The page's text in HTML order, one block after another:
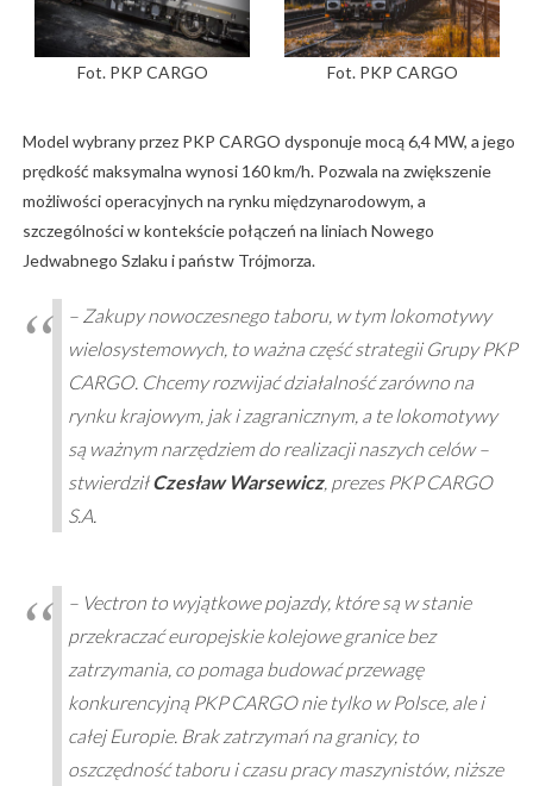
Fot. PKP CARGO Fot. PKP CARGO
Model wybrany przez PKP CARGO dysponuje mocą 6,4 MW, a jego
prędkość maksymalna wynosi 160 km/h. Pozwala na zwiększenie
możliwości operacyjnych na rynku międzynarodowym, a
szczególności w kontekście połączeń na liniach Nowego
Jedwabnego Szlaku i państw Trójmorza.
– Zakupy nowoczesnego taboru, w tym lokomotywy
wielosystemowych, to ważna część strategii Grupy PKP
CARGO. Chcemy rozwijać działalność zarówno na
rynku krajowym, jak i zagranicznym, a te lokomotywy
są ważnym narzędziem do realizacji naszych celów –
stwierdziłCzesław Warsewicz, prezes PKP CARGO
S.A.
– Vectron to wyjątkowe pojazdy, które są w stanie
przekraczać europejskie kolejowe granice bez
zatrzymania, co pomaga budować przewagę
konkurencyjną PKP CARGO nie tylko w Polsce, ale i
całej Europie. Brak zatrzymań na granicy, to
oszczędność taboru i czasu pracy maszynistów, niższe